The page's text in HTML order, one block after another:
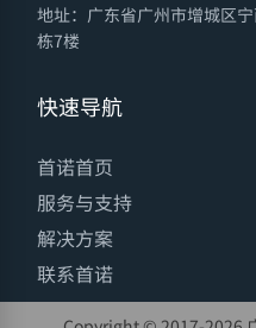
地址：广东省广州市增城区
栋7楼
快速导航
首诺首页
服务与支持
解决方案
联系首诺